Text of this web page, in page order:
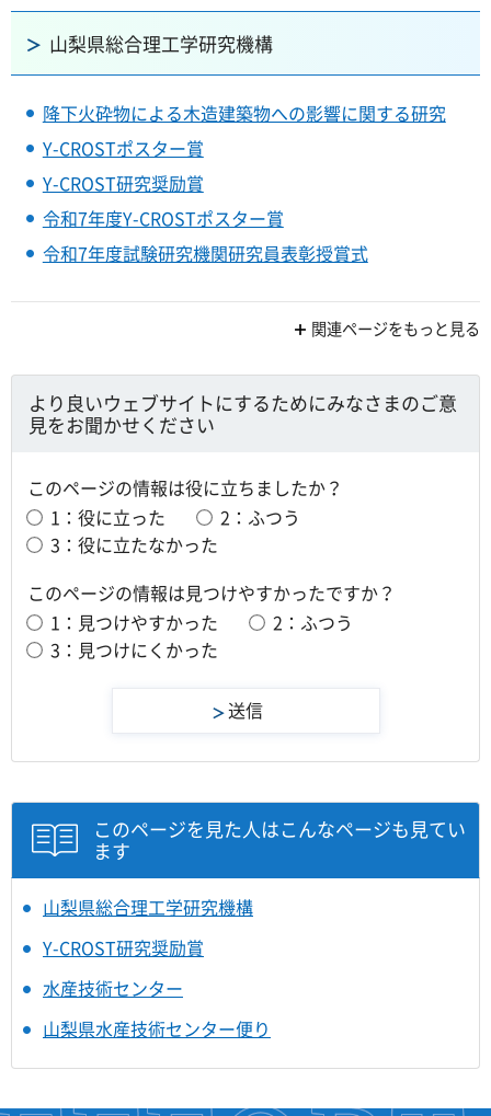
山梨県総合理工学研究機構
降下火砕物による木造建築物への影響に関する研究
Y-CROSTポスター賞
Y-CROST研究奨励賞
令和7年度Y-CROSTポスター賞
令和7年度試験研究機関研究員表彰授賞式
関連ページをもっと見る
より良いウェブサイトにするためにみなさまのご意
見をお聞かせください
このページの情報は役に立ちましたか？
1：役に立った
2：ふつう
3：役に立たなかった
このページの情報は見つけやすかったですか？
1：見つけやすかった
2：ふつう
3：見つけにくかった
このページを見た人はこんなページも見てい
ます
山梨県総合理工学研究機構
Y-CROST研究奨励賞
水産技術センター
山梨県水産技術センター便り